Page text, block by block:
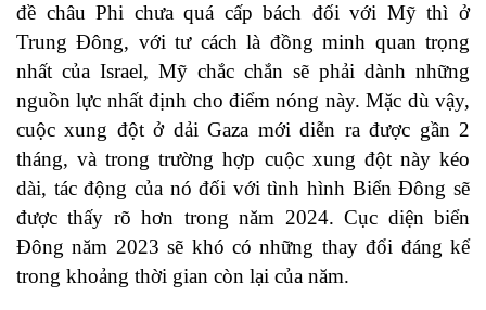
đề châu Phi chưa quá cấp bách đối với Mỹ thì ở
Trung Đông, với tư cách là đồng minh quan trọng
nhất của Israel, Mỹ chắc chắn sẽ phải dành những
nguồn lực nhất định cho điểm nóng này. Mặc dù vậy,
cuộc xung đột ở dải Gaza mới diễn ra được gần 2
tháng, và trong trường hợp cuộc xung đột này kéo
dài, tác động của nó đối với tình hình Biển Đông sẽ
được thấy rõ hơn trong năm 2024. Cục diện biển
Đông năm 2023 sẽ khó có những thay đổi đáng kể
trong khoảng thời gian còn lại của năm.